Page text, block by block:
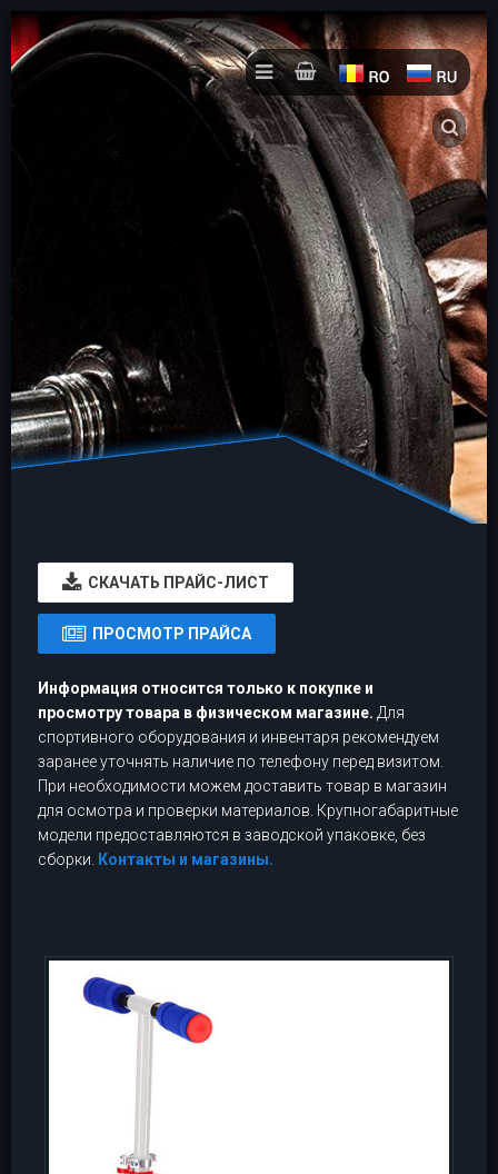
CКАЧАТЬ ПРАЙС-ЛИСТ
ПРОСМОТР ПРАЙСА
Информация относится только к покупке и
просмотру товара в физическом магазине. Для
спортивного оборудования и инвентаря рекомендуем
заранее уточнять наличие по телефону перед визитом.
При необходимости можем доставить товар в магазин
для осмотра и проверки материалов. Крупногабаритные
модели предоставляются в заводской упаковке, без
сборки.
Контакты и магазины.